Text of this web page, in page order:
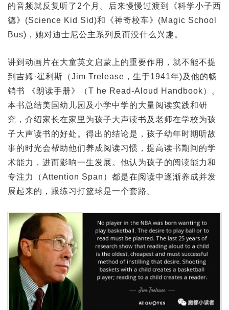
的音频就反复听了2个月。后来慢慢过渡到《科学小子西
德》(Science Kid Sid)和《神奇校车》(Magic School
Bus)，她对迪士尼公主系列反而没什么兴趣。
讲到动画片在大童英文启蒙上的重要作用，就不能不提
到吉姆·崔利斯（Jim Trelease，生于1941年)及他的畅
销书 《朗读手册》（T he Read-Aloud Handbook）。
本书总结美国幼儿园及小学中学的大量阅读实践和研
究，介绍家长在家里为孩子大声读书及老师在学校为孩
子大声读书的好处。得出的结论是，孩子幼年时期听故
事的时光会帮助他们养成阅读习惯，提高读书期间的学
术能力，进而影响一生发展。他认为孩子的阅读能力和
专注力（Attention Span）都是在阅读中逐渐养成并发
展起来的，跟练习打篮球是一个套路。